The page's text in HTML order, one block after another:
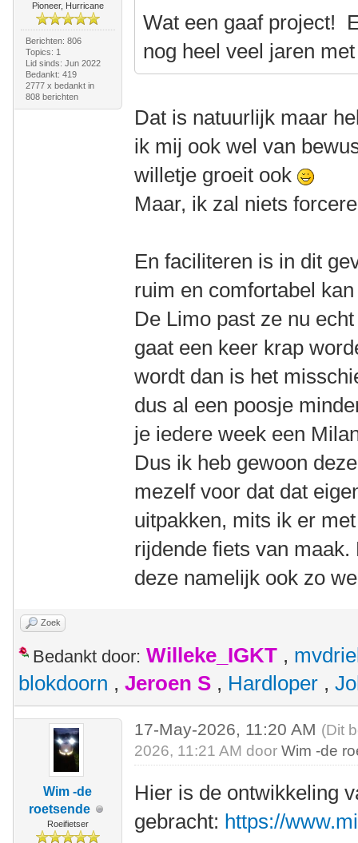
Pioneer, Hurricane
Berichten: 806
Topics: 1
Lid sinds: Jun 2022
Bedankt: 419
2777 x bedankt in
808 berichten
Wat een gaaf project!
nog heel veel jaren
Dat is natuurlijk maar
ik mij ook wel van
willetje groeit ook
Maar, ik zal niets
En faciliteren is in dit
ruim en comfortabel
De Limo past ze nu
gaat een keer krap
wordt dan is het
dus al een poosje
je iedere week een
Dus ik heb gewoon
mezelf voor dat dat
uitpakken, mits ik er
rijdende fiets van
deze namelijk ook zo
Zoek
Bedankt door: Willeke_IGKT ,
blokdoorn , Jeroen S , Hardloper ,
Wim -de
roetsende
Roeifietser
17-May-2026, 11:20 AM (Dit
2026, 11:21 AM doorWim -de
Hier is de ontwikkeling
gebracht: https://